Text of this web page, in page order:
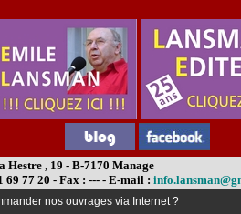
Hestre , 19 - B-7170 Manage
69 77 20 - Fax : --- - E-mail :
nos ouvrages via Internet ?